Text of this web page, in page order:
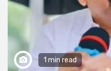
1 min read